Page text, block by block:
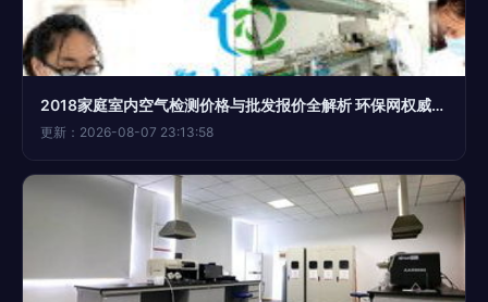
2018家庭室内空气检测价格与批发报价全解析 环保网权威指南
更新：2026-08-07 23:13:58